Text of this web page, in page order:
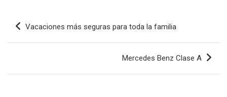
Navegación
Vacaciones más seguras para toda la familia
Mercedes Benz Clase A